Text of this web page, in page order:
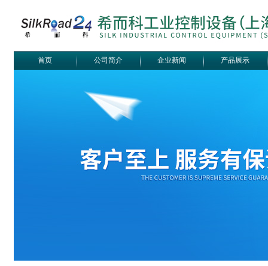
首页 公司简介 企业新闻 产品展示